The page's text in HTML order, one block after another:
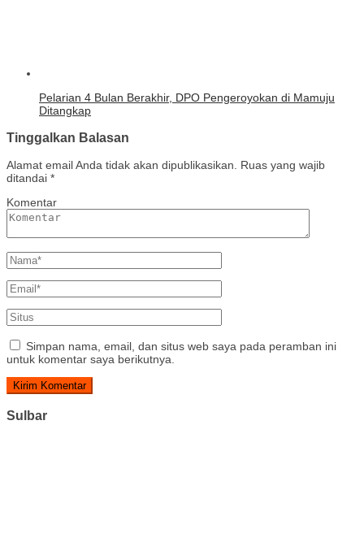
Pelarian 4 Bulan Berakhir, DPO Pengeroyokan di Mamuju
Ditangkap
Tinggalkan Balasan
Alamat email Anda tidak akan dipublikasikan. Ruas yang wajib
ditandai *
Komentar
Simpan nama, email, dan situs web saya pada peramban ini
untuk komentar saya berikutnya.
Sulbar